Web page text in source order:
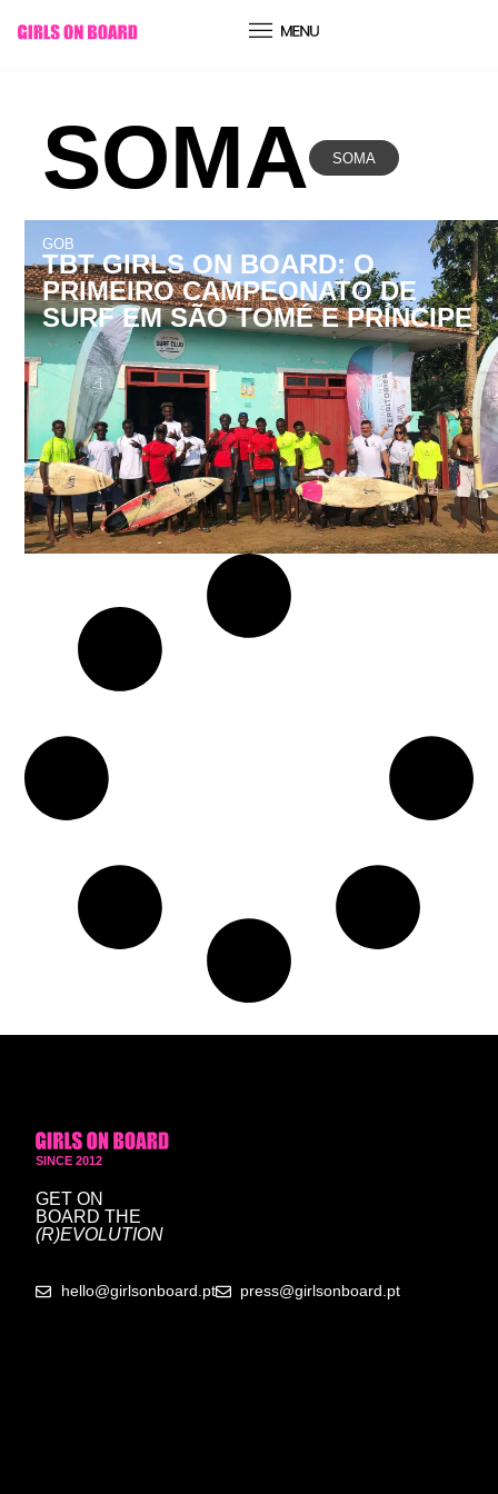
conteúdo
SOMA SOMA
GOB
TBT GIRLS ON BOARD: O
PRIMEIRO CAMPEONATO DE
SURF EM SÃO TOMÉ E PRÍNCIPE
SINCE 2012
GET ON
BOARD THE
(R)EVOLUTION
hello@girlsonboard.pt press@girlsonboard.pt